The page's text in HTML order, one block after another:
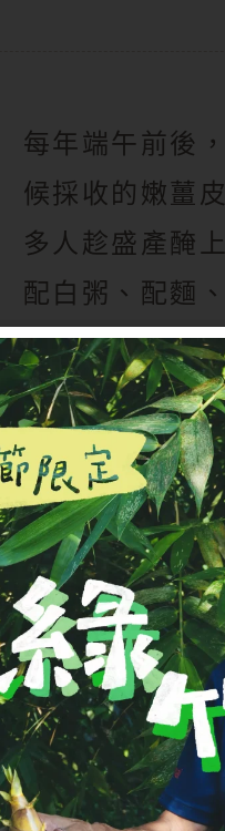
每年端午前後
候採收的嫩薑
多人趁盛產醃
配白粥、配麵
備菜。
錯過這個季節
就把嫩薑跟老
竅、能炒什麼
告訴你。
嫩薑跟老